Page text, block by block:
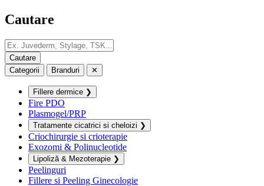
Cautare
Categorii Branduri ✕
Fillere dermice ❯
Fire PDO
Plasmogel/PRP
Tratamente cicatrici si cheloizi ❯
Criochirurgie si crioterapie
Exozomi & Polinucleotide
Lipoliză & Mezoterapie ❯
Peelinguri
Fillere si Peeling Ginecologie